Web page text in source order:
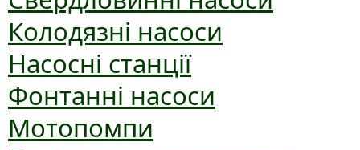
Колодязні насоси
Насосні станції
Фонтанні насоси
Мотопомпи